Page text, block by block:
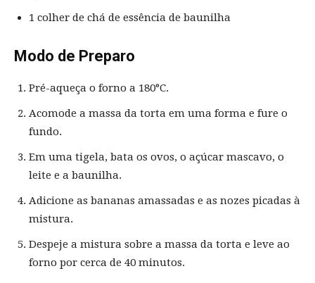
1 colher de chá de essência de baunilha
Modo de Preparo
Pré-aqueça o forno a 180°C.
Acomode a massa da torta em uma forma e fure o
fundo.
Em uma tigela, bata os ovos, o açúcar mascavo, o
leite e a baunilha.
Adicione as bananas amassadas e as nozes picadas à
mistura.
Despeje a mistura sobre a massa da torta e leve ao
forno por cerca de 40 minutos.